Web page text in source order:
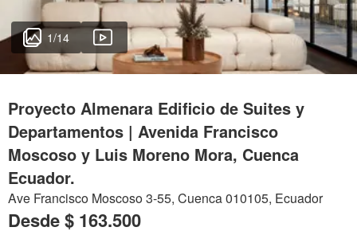
1/14
Proyecto Almenara Edificio de Suites y
Departamentos | Avenida Francisco
Moscoso y Luis Moreno Mora, Cuenca
Ecuador.
Ave Francisco Moscoso 3-55, Cuenca 010105, Ecuador
Desde$ 163.500